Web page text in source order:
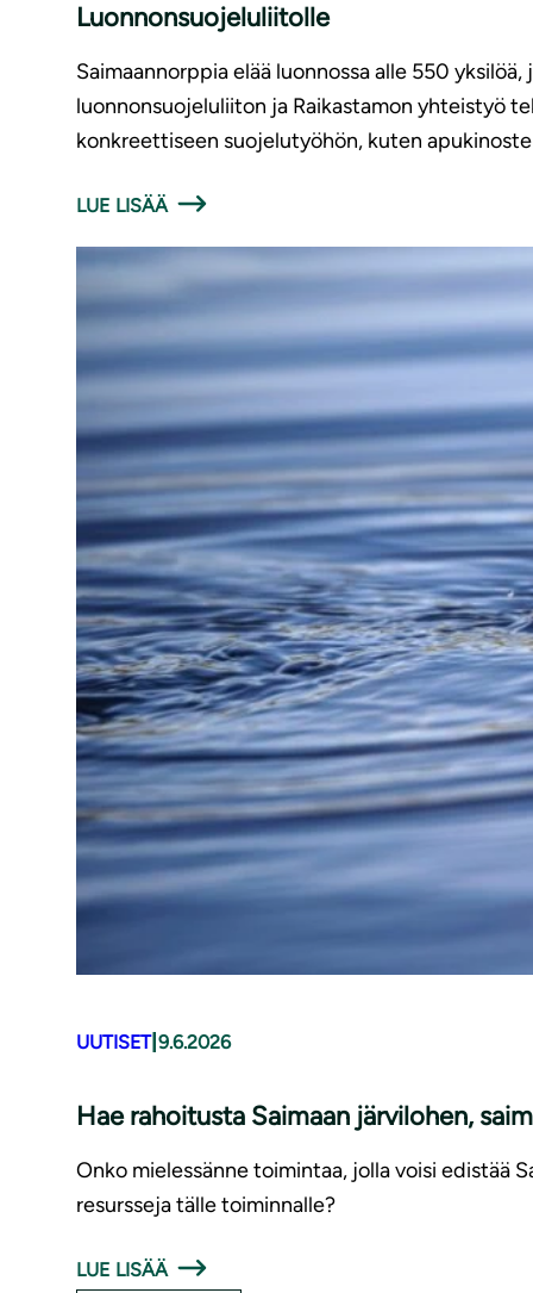
Luonnonsuojeluliitolle
Saimaannorppia elää luonnossa alle 550
luonnonsuojeluliiton ja Raikastamon yhteistyö
konkreettiseen suojelutyöhön, kuten
LUE LISÄÄ
UUTISET| 9.6.2026
Hae rahoitusta Saimaan järvilohen,
Onko mielessänne toimintaa, jolla voisi edistää
resursseja tälle toiminnalle?
LUE LISÄÄ